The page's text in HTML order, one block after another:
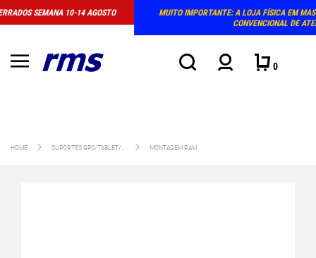
MUITO IMPORTANTE: A LOJA FÍSICA EM MASSAMÁ DEIXOU DE TER HORÁRIO
CONVENCIONAL DE ATENDIMENTO
0
HOME SUPORTES GPS/TABLET/... MONTAGEM RAM